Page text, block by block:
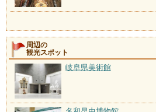
周辺の
観光スポット
岐阜県美術館